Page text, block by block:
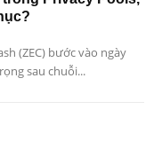
(ZEC) bước vào ngày
sau chuỗi...